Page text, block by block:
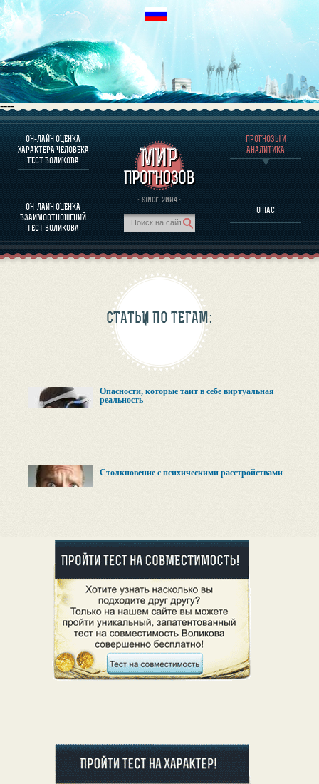
----
ОН-ЛАЙН ОЦЕНКА
ХАРАКТЕРА ЧЕЛОВЕКА
ТЕСТ ВОЛИКОВА
ОН-ЛАЙН ОЦЕНКА
ВЗАИМООТНОШЕНИЙ
ТЕСТ ВОЛИКОВА
· SINCE. 2004 ·
ПРОГНОЗЫ И
АНАЛИТИКА
О НАС
О ПРОГРАММЕ
ОЦЕНКА ХАРАКТЕРA ЧЕЛОВЕКА
ОЦЕНКА ХАРАКТЕРА ВЫДАЮЩИХСЯ ЛИЧНОСТЕЙ
О ПРОГРАММЕ
ПРОГНОЗЫ И АНАЛИТИКА
СТАТЬИ ПО ТЕГАМ:
Опасности, которые таит в себе виртуальная
реальность
Столкновение с психическими расстройствами